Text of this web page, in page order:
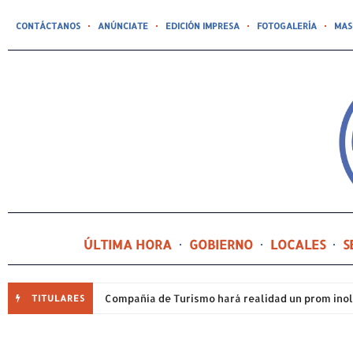
CONTÁCTANOS ANÚNCIATE EDICIÓN IMPRESA FOTOGALERÍA
ÚLTIMA HORA GOBIERNO LOCALES
TITULARES